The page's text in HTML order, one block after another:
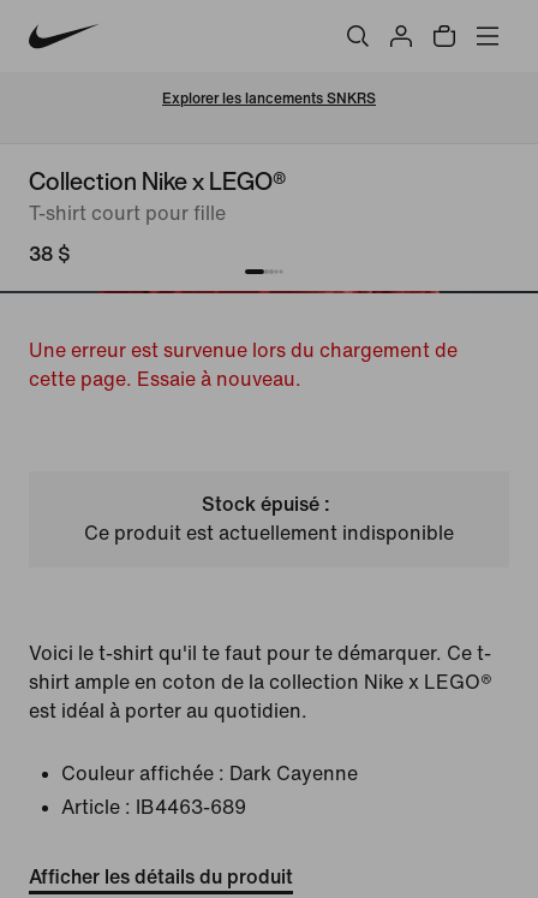
Explorer les lancements SNKRS
Collection Nike x LEGO®
T-shirt court pour fille
38 $
Une erreur est survenue lors du chargement de
cette page. Essaie à nouveau.
Stock épuisé :
Ce produit est actuellement indisponible
Voici le t-shirt qu'il te faut pour te démarquer. Ce t-
shirt ample en coton de la collection Nike x LEGO®
est idéal à porter au quotidien.
Couleur affichée : Dark Cayenne
Article :
IB4463-689
Afficher les détails du produit